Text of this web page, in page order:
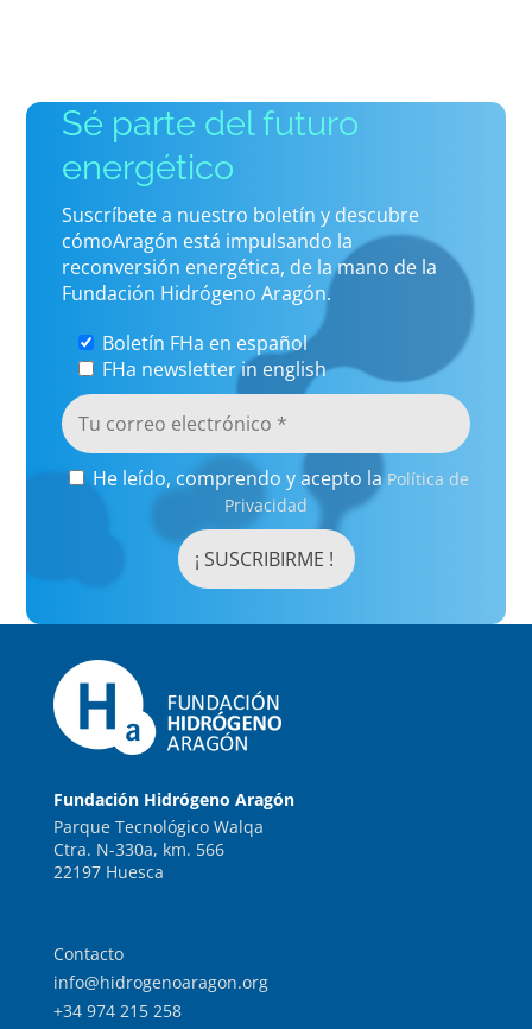
Sé parte del futuro
energético
Suscríbete a nuestro boletín y descubre
cómoAragón está impulsando la
reconversión energética, de la mano de la
Fundación Hidrógeno Aragón.
Boletín FHa en español
FHa newsletter in english
He leído, comprendo y acepto la Política de
Privacidad
Fundación Hidrógeno Aragón
Parque Tecnológico Walqa
Ctra. N-330a, km. 566
22197 Huesca
Contacto
info@hidrogenoaragon.org
+34 974 215 258